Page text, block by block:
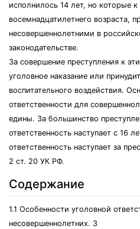
исполнилось 14 лет, но которые
восемнадцатилетнего возраста,
несовершеннолетними в
законодательстве.
За совершение преступления к
уголовное наказание или
воспитательного воздействия.
ответственности для
едины. За большинство
ответственность наступает с 16
ответственность наступает за
2 ст. 20 УК РФ.
Содержание
1.1 Особенности уголовной
несовершеннолетних. 3